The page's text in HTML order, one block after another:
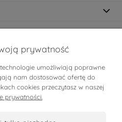
prywatność
umożliwiają poprawne
nam dostosować ofertę do
cookies przeczytasz w naszej
prywatności.